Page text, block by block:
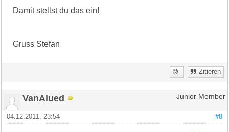
Damit stellst du das ein!
Gruss Stefan
Zitieren
VanAlued Junior Member
#8
04.12.2011, 23:54